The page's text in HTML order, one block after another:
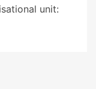
unit: